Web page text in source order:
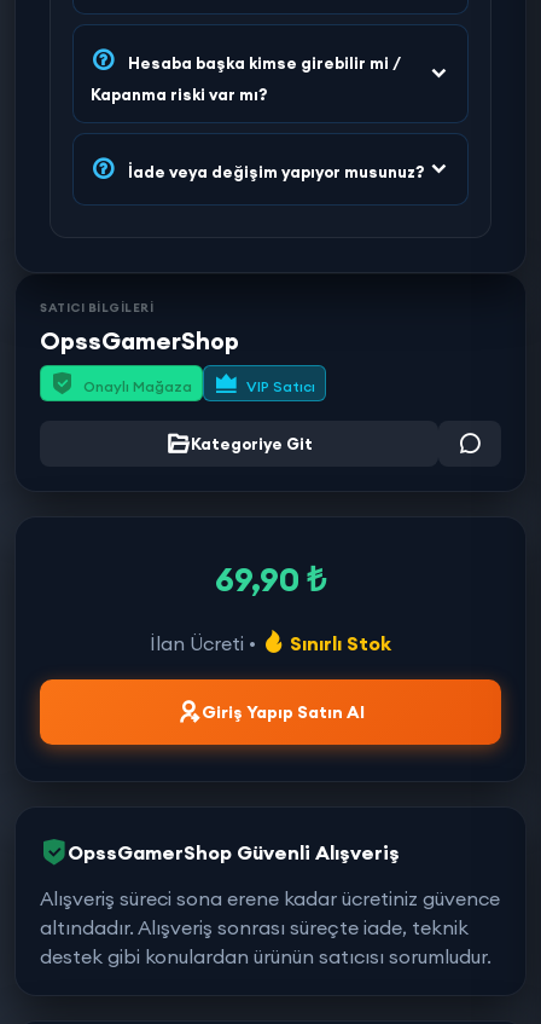
Hesaba başka kimse girebilir mi /
Kapanma riski var mı?
İade veya değişim yapıyor musunuz?
SATICI BİLGİLERİ
OpssGamerShop
Onaylı Mağaza VIP Satıcı
Kategoriye Git
69,90 ₺
İlan Ücreti • Sınırlı Stok
Giriş Yapıp Satın Al
OpssGamerShop Güvenli Alışveriş
Alışveriş süreci sona erene kadar ücretiniz güvence
altındadır. Alışveriş sonrası süreçte iade, teknik
destek gibi konulardan ürünün satıcısı sorumludur.